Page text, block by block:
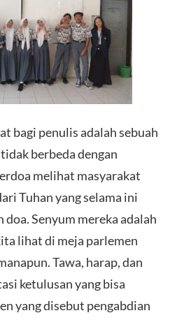
bagi penulis adalah sebuah
berbeda dengan
melihat masyarakat
Tuhan yang selama ini
Senyum mereka adalah
lihat di meja parlemen
Tawa, harap, dan
ketulusan yang bisa
yang disebut pengabdian